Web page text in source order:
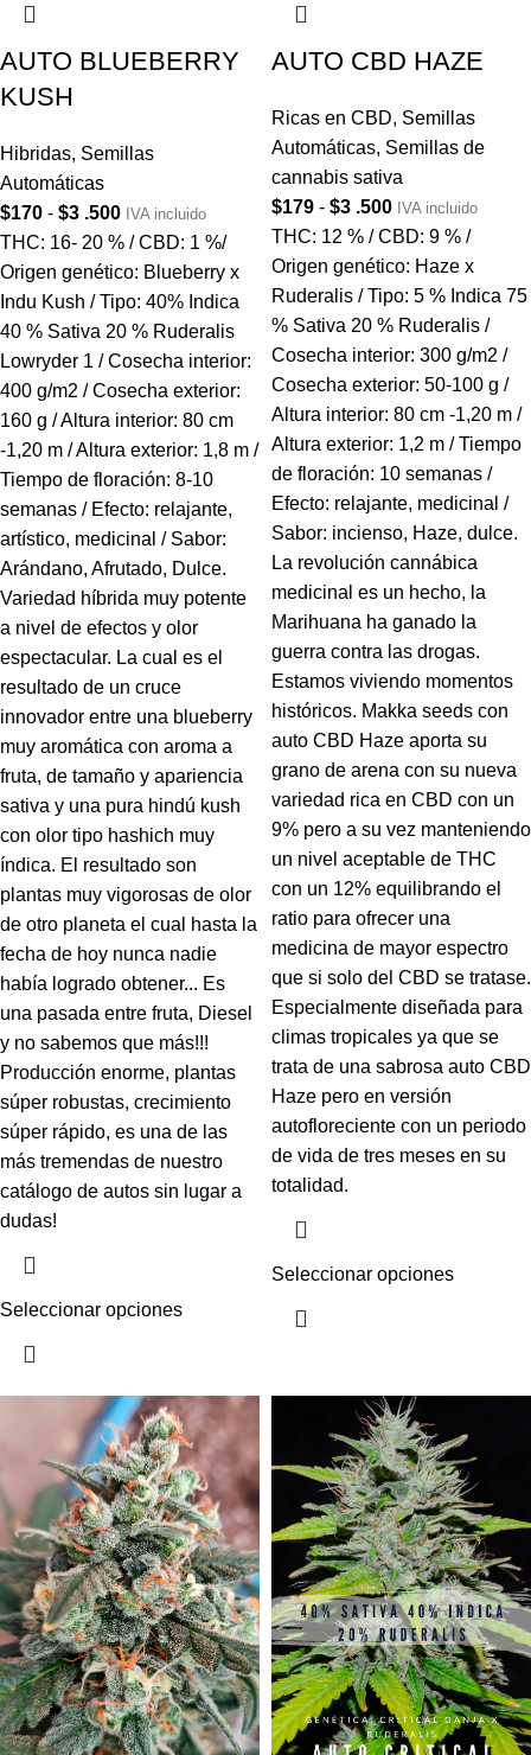
AUTO BLUEBERRY
KUSH
Hibridas, Semillas
Automáticas
$170 - $3 .500 IVA incluido
THC: 16- 20 % / CBD: 1 %/
Origen genético: Blueberry x
Indu Kush / Tipo: 40% Indica
40 % Sativa 20 % Ruderalis
Lowryder 1 / Cosecha interior:
400 g/m2 / Cosecha exterior:
160 g / Altura interior: 80 cm
-1,20 m / Altura exterior: 1,8 m /
Tiempo de floración: 8-10
semanas / Efecto: relajante,
artístico, medicinal / Sabor:
Arándano, Afrutado, Dulce.
Variedad híbrida muy potente
a nivel de efectos y olor
espectacular. La cual es el
resultado de un cruce
innovador entre una blueberry
muy aromática con aroma a
fruta, de tamaño y apariencia
sativa y una pura hindú kush
con olor tipo hashich muy
índica. El resultado son
plantas muy vigorosas de olor
de otro planeta el cual hasta la
fecha de hoy nunca nadie
había logrado obtener... Es
una pasada entre fruta, Diesel
y no sabemos que más!!!
Producción enorme, plantas
súper robustas, crecimiento
súper rápido, es una de las
más tremendas de nuestro
catálogo de autos sin lugar a
dudas!
Seleccionar opciones
AUTO CBD HAZE
Ricas en CBD, Semillas
Automáticas, Semillas de
cannabis sativa
$179 - $3 .500 IVA incluido
THC: 12 % / CBD: 9 % /
Origen genético: Haze x
Ruderalis / Tipo: 5 % Indica 75
% Sativa 20 % Ruderalis /
Cosecha interior: 300 g/m2 /
Cosecha exterior: 50-100 g /
Altura interior: 80 cm -1,20 m /
Altura exterior: 1,2 m / Tiempo
de floración: 10 semanas /
Efecto: relajante, medicinal /
Sabor: incienso, Haze, dulce.
La revolución cannábica
medicinal es un hecho, la
Marihuana ha ganado la
guerra contra las drogas.
Estamos viviendo momentos
históricos. Makka seeds con
auto CBD Haze aporta su
grano de arena con su nueva
variedad rica en CBD con un
9% pero a su vez manteniendo
un nivel aceptable de THC
con un 12% equilibrando el
ratio para ofrecer una
medicina de mayor espectro
que si solo del CBD se tratase.
Especialmente diseñada para
climas tropicales ya que se
trata de una sabrosa auto CBD
Haze pero en versión
autofloreciente con un periodo
de vida de tres meses en su
totalidad.
Seleccionar opciones